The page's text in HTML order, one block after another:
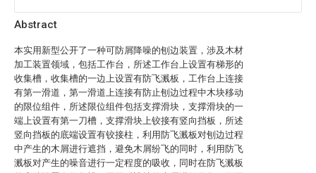
Abstract
本实用新型公开了一种可防屑降噪的刨边装置，涉及木材
加工装置领域，包括工作台，所述工作台上设置有梯形的
收集槽，收集槽的一边上设置有防飞溅板，工作台上连接
有第一滑道，第一滑道上连接有防止刨边过程中木块移动
的限位组件，所述限位组件包括支撑滑块，支撑滑块的一
端上设置有第一刀槽，支撑滑块上铰接有竖向挡板，所述
竖向挡板的底端设置有铰接柱，利用防飞溅板对刨边过程
中产生的木屑进行遮挡，避免木屑纷飞的同时，利用防飞
溅板对产生的噪音进行一定程度的吸收，同时在防飞溅板